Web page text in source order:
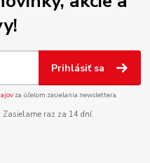
Prihlásiť sa
za účelom zasielania newslettera.
Zasielame raz za 14 dní.